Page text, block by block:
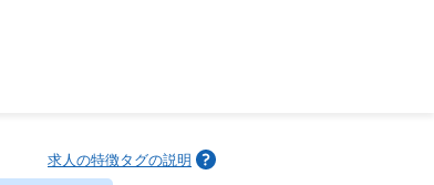
求人の特徴タグの説明